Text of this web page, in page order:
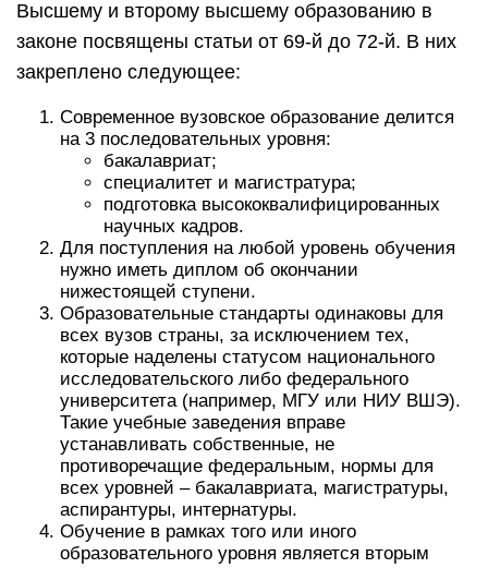
Высшему и второму высшему образованию в
законе посвящены статьи от 69-й до 72-й. В них
закреплено следующее:
Современное вузовское образование делится
на 3 последовательных уровня:
бакалавриат;
специалитет и магистратура;
подготовка высококвалифицированных
научных кадров.
Для поступления на любой уровень обучения
нужно иметь диплом об окончании
нижестоящей ступени.
Образовательные стандарты одинаковы для
всех вузов страны, за исключением тех,
которые наделены статусом национального
исследовательского либо федерального
университета (например, МГУ или НИУ ВШЭ).
Такие учебные заведения вправе
устанавливать собственные, не
противоречащие федеральным, нормы для
всех уровней – бакалавриата, магистратуры,
аспирантуры, интернатуры.
Обучение в рамках того или иного
образовательного уровня является вторым